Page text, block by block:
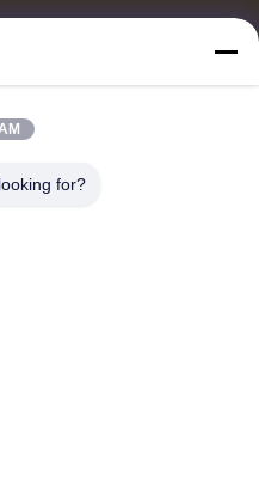
กระจก, เมลาไมน์ เครื่องครัว,
for?